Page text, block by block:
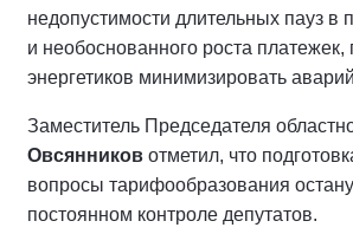
недопустимости длительных пауз в
и необоснованного роста платежек,
энергетиков минимизировать
Заместитель Председателя
Овсянников отметил, что
вопросы тарифообразования
постоянном контроле депутатов.